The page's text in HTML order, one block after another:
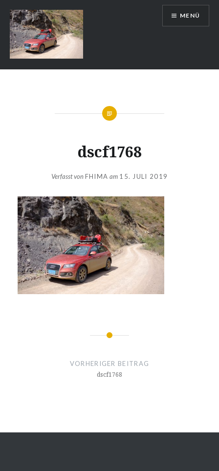
Inhalt
springen
Auslandsschuldienst
MENÜ
dscf1768
Verfasst vonFHIMA am 15. JULI 2019
Beitragsnavigation
VORHERIGER BEITRAG
dscf1768